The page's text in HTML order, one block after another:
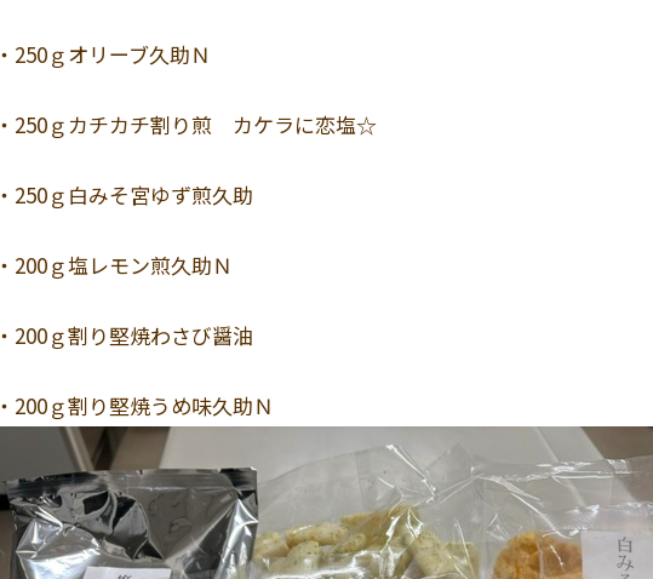
・250ｇオリーブ久助Ｎ
・250ｇカチカチ割り煎 カケラに恋塩☆
・250ｇ白みそ宮ゆず煎久助
・200ｇ塩レモン煎久助Ｎ
・200ｇ割り堅焼わさび醤油
・200ｇ割り堅焼うめ味久助Ｎ